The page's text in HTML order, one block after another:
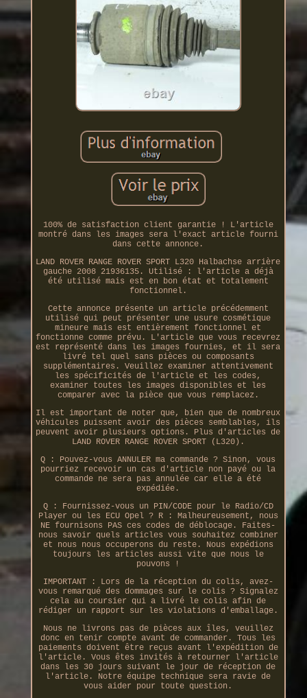
100% de satisfaction client garantie ! L'article
montré dans les images sera l'exact article fourni
dans cette annonce.
LAND ROVER RANGE ROVER SPORT L320 Halbachse arrière
gauche 2008 21936135. Utilisé : l'article a déjà
été utilisé mais est en bon état et totalement
fonctionnel.
Cette annonce présente un article précédemment
utilisé qui peut présenter une usure cosmétique
mineure mais est entièrement fonctionnel et
fonctionne comme prévu. L'article que vous recevrez
est représenté dans les images fournies, et il sera
livré tel quel sans pièces ou composants
supplémentaires. Veuillez examiner attentivement
les spécificités de l'article et les codes,
examiner toutes les images disponibles et les
comparer avec la pièce que vous remplacez.
Il est important de noter que, bien que de nombreux
véhicules puissent avoir des pièces semblables, ils
peuvent avoir plusieurs options. Plus d'articles de
LAND ROVER RANGE ROVER SPORT (L320).
Q : Pouvez-vous ANNULER ma commande ? Sinon, vous
pourriez recevoir un cas d'article non payé ou la
commande ne sera pas annulée car elle a été
expédiée.
Q : Fournissez-vous un PIN/CODE pour le Radio/CD
Player ou les ECU Opel ? R : Malheureusement, nous
NE fournisons PAS ces codes de déblocage. Faites-
nous savoir quels articles vous souhaitez combiner
et nous nous occuperons du reste. Nous expédions
toujours les articles aussi vite que nous le
pouvons !
IMPORTANT : Lors de la réception du colis, avez-
vous remarqué des dommages sur le colis ? Signalez
cela au coursier qui a livré le colis afin de
rédiger un rapport sur les violations d'emballage.
Nous ne livrons pas de pièces aux îles, veuillez
donc en tenir compte avant de commander. Tous les
paiements doivent être reçus avant l'expédition de
l'article. Vous êtes invités à retourner l'article
dans les 30 jours suivant le jour de réception de
l'article. Notre équipe technique sera ravie de
vous aider pour toute question.